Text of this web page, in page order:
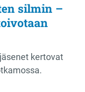
silmin –
kertovat